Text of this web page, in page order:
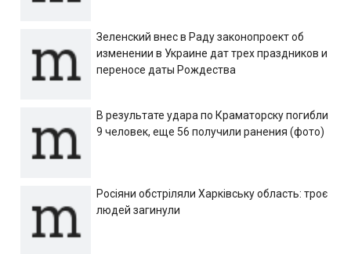
Зеленский внес в Раду законопроект об
изменении в Украине дат трех праздников и
переносе даты Рождества
В результате удара по Краматорску погибли
9 человек, еще 56 получили ранения (фото)
Росіяни обстріляли Харківську область: троє
людей загинули